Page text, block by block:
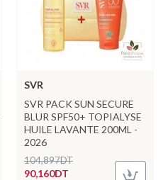
SVR
SVR PACK SUN SECURE
BLUR SPF50+ TOPIALYSE
HUILE LAVANTE 200ML -
2026
90,160DT
104,897DT